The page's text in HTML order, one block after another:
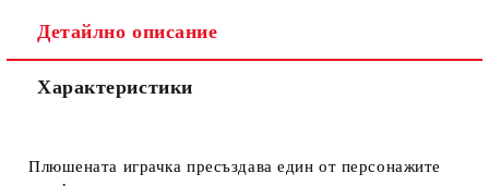
Детайлно описание
Характеристики
Плюшената играчка пресъздава един от персонажите